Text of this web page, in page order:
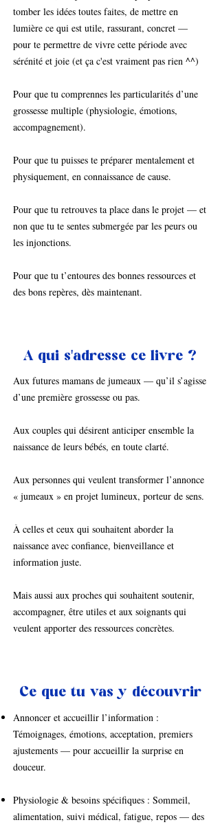
tomber les idées toutes faites, de mettre en
lumière ce qui est utile, rassurant, concret —
pour te permettre de vivre cette période avec
sérénité et joie (et ça c'est vraiment pas rien ^^)
Pour que tu comprennes les particularités d’une
grossesse multiple (physiologie, émotions,
accompagnement).
Pour que tu puisses te préparer mentalement et
physiquement, en connaissance de cause.
Pour que tu retrouves ta place dans le projet — et
non que tu te sentes submergée par les peurs ou
les injonctions.
Pour que tu t’entoures des bonnes ressources et
des bons repères, dès maintenant.
A qui s'adresse ce livre ?
Aux futures mamans de jumeaux — qu’il s’agisse
d’une première grossesse ou pas.
Aux couples qui désirent anticiper ensemble la
naissance de leurs bébés, en toute clarté.
Aux personnes qui veulent transformer l’annonce
« jumeaux » en projet lumineux, porteur de sens.
À celles et ceux qui souhaitent aborder la
naissance avec confiance, bienveillance et
information juste.
Mais aussi aux proches qui souhaitent soutenir,
accompagner, être utiles et aux soignants qui
veulent apporter des ressources concrètes.
Ce que tu vas y découvrir
Annoncer et accueillir l’information :
Témoignages, émotions, acceptation, premiers
ajustements — pour accueillir la surprise en
douceur.
Physiologie & besoins spécifiques : Sommeil,
alimentation, suivi médical, fatigue, repos — des